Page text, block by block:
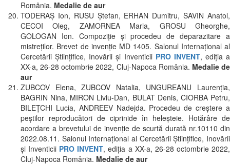
România. Medalie de aur
TODERAȘ Ion, RUSU Ștefan, ERHAN Dumitru, SAVIN Anatol,
CECOI Oleg, ZAMORNEA Maria, GROSU Gheorghe,
GOLOGAN Ion. Compoziţie şi procedeu de deparazitare a
mistreţilor. Brevet de invenție MD 1405. Salonul Internaţional al
Cercetării Ştiinţifice, Inovării şi Inventicii PRO INVENT, ediția a
XX-a, 26-28 octombrie 2022, Cluj-Napoca România. Medalie de
aur
ZUBCOV Elena, ZUBCOV Natalia, UNGUREANU Laurenţia,
BAGRIN Nina, MIRON Liviu-Dan, BULAT Denis, CIORBA Petru,
BILEŢCHI Lucia, ANDREEV Nadejda. Procedeu de creştere a
peştilor reproducători de ciprinide în heleşteie. Hotărâre de
acordare a brevetului de invenţie de scurtă durată nr.10110 din
2022.08.11. Salonul Internaţional al Cercetării Ştiinţifice, Inovării
şi Inventicii PRO INVENT, ediția a XX-a, 26-28 octombrie 2022,
Cluj-Napoca România. Medalie de aur